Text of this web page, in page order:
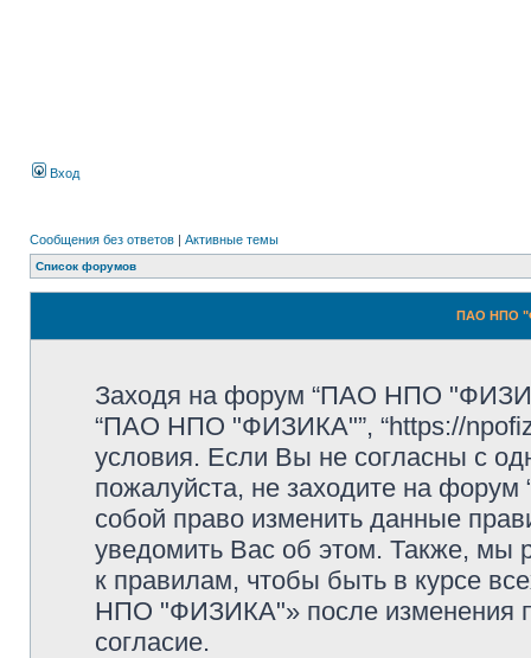
Вход
Сообщения без ответов | Активные темы
Список форумов
ПАО НПО
Заходя на форум “ПАО НПО
“ПАО НПО "ФИЗИКА"”, “https://
условия. Если Вы не согласны с
пожалуйста, не заходите на
собой право изменить данные
уведомить Вас об этом. Также, мы
к правилам, чтобы быть в курсе
НПО "ФИЗИКА"» после изменения
согласие.